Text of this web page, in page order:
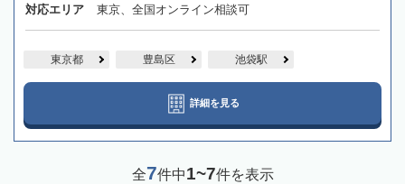
対応エリア 東京、全国オンライン相談可
東京都 豊島区 池袋駅
詳細を見る
全7件中1~7件を表示